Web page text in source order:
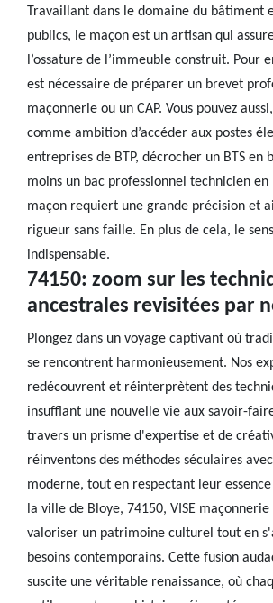
Travaillant dans le domaine du bâtiment
publics, le maçon est un artisan qui
l’ossature de l’immeuble construit. Pour
est nécessaire de préparer un brevet
maçonnerie ou un CAP. Vous pouvez
comme ambition d’accéder aux postes
entreprises de BTP, décrocher un BTS en
moins un bac professionnel technicien
maçon requiert une grande précision et
rigueur sans faille. En plus de cela, le
indispensable.
74150: zoom sur les
ancestrales revisitées par
Plongez dans un voyage captivant où
se rencontrent harmonieusement. Nos
redécouvrent et réinterprètent des
insufflant une nouvelle vie aux savoir-
travers un prisme d'expertise et de
réinventons des méthodes séculaires
moderne, tout en respectant leur
la ville de Bloye, 74150, VISE maçonnerie
valoriser un patrimoine culturel tout en
besoins contemporains. Cette fusion
suscite une véritable renaissance, où